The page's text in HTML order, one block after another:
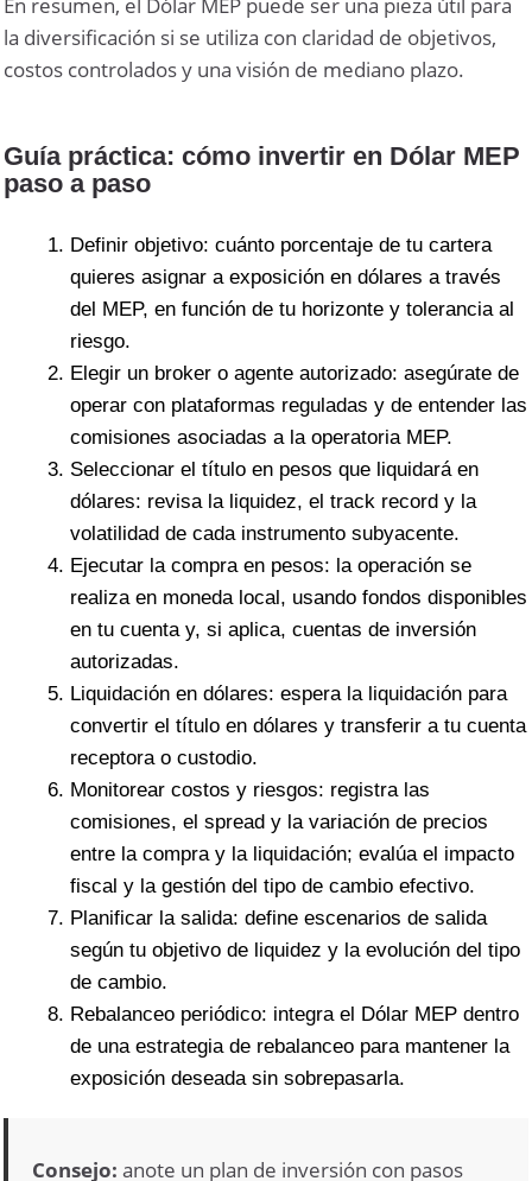
En resumen, el Dólar MEP puede ser una pieza útil para
la diversificación si se utiliza con claridad de objetivos,
costos controlados y una visión de mediano plazo.
Guía práctica: cómo invertir en Dólar MEP
paso a paso
Definir objetivo: cuánto porcentaje de tu cartera
quieres asignar a exposición en dólares a través
del MEP, en función de tu horizonte y tolerancia al
riesgo.
Elegir un broker o agente autorizado: asegúrate de
operar con plataformas reguladas y de entender las
comisiones asociadas a la operatoria MEP.
Seleccionar el título en pesos que liquidará en
dólares: revisa la liquidez, el track record y la
volatilidad de cada instrumento subyacente.
Ejecutar la compra en pesos: la operación se
realiza en moneda local, usando fondos disponibles
en tu cuenta y, si aplica, cuentas de inversión
autorizadas.
Liquidación en dólares: espera la liquidación para
convertir el título en dólares y transferir a tu cuenta
receptora o custodio.
Monitorear costos y riesgos: registra las
comisiones, el spread y la variación de precios
entre la compra y la liquidación; evalúa el impacto
fiscal y la gestión del tipo de cambio efectivo.
Planificar la salida: define escenarios de salida
según tu objetivo de liquidez y la evolución del tipo
de cambio.
Rebalanceo periódico: integra el Dólar MEP dentro
de una estrategia de rebalanceo para mantener la
exposición deseada sin sobrepasarla.
Consejo: anote un plan de inversión con pasos